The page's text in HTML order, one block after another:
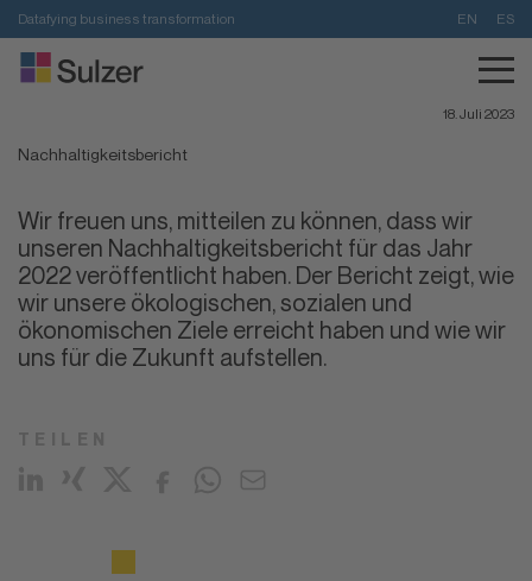
Datafying business transformation EN ES
Home >
Ressource
18. Juli 2023
Nachhaltigkeitsbericht
Wir freuen uns, mitteilen zu können, dass wir
unseren Nachhaltigkeitsbericht für das Jahr
2022 veröffentlicht haben. Der Bericht zeigt, wie
wir unsere ökologischen, sozialen und
ökonomischen Ziele erreicht haben und wie wir
uns für die Zukunft aufstellen.